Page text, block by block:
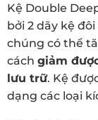
Kệ Double
bởi 2 dãy kệ
chúng có thể
cách giảm
lưu trữ. Kệ
dạng các loại